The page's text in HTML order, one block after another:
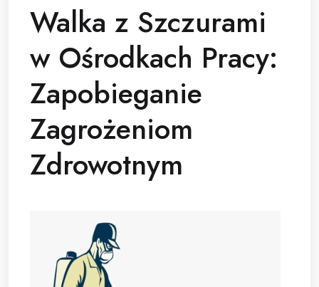
Walka z Szczurami
w Ośrodkach Pracy:
Zapobieganie
Zagrożeniom
Zdrowotnym